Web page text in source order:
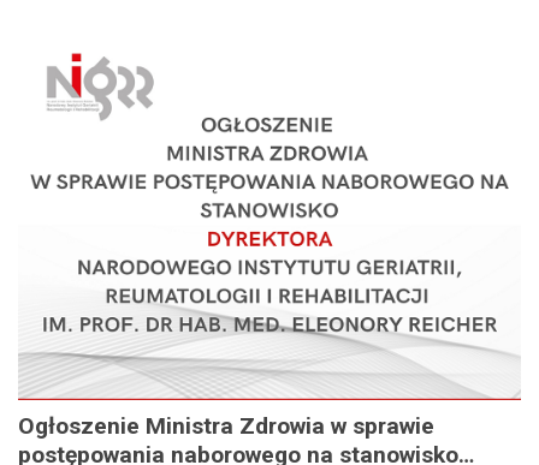
Ogłoszenie Ministra Zdrowia w sprawie
postępowania naborowego na stanowisko